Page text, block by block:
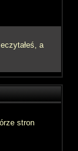
a
stron